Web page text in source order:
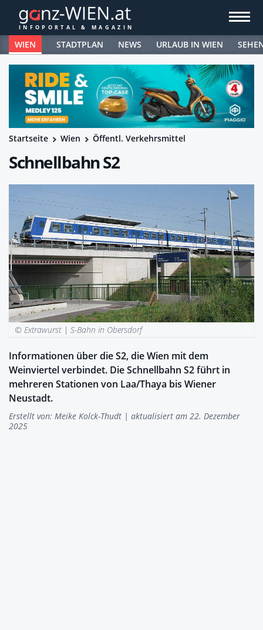
WIEN STADTPLAN NEWS URLAUB IN WIEN
Startseite Wien Öffentl. Verkehrsmittel
Schnellbahn S2
© Extrawurst |S-Bahn in Obersdorf
Informationen über die S2, die Wien mit dem
Weinviertel verbindet. Die Schnellbahn S2 führt in
mehreren Stationen von Laa/Thaya bis Wiener
Neustadt.
Erstellt von: Meike Kolck-Thudt | aktualisiert am 22. Dezember
2025